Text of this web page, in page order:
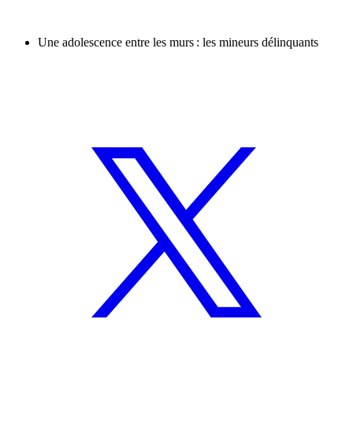
Une adolescence entre les murs : les mineurs délinquants